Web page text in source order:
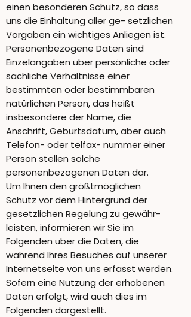
einen besonderen Schutz, so dass
uns die Einhaltung aller ge- setzlichen
Vorgaben ein wichtiges Anliegen ist.
Personenbezogene Daten sind
Einzelangaben über persönliche oder
sachliche Verhältnisse einer
bestimmten oder bestimmbaren
natürlichen Person, das heißt
insbesondere der Name, die
Anschrift, Geburtsdatum, aber auch
Telefon- oder telfax- nummer einer
Person stellen solche
personenbezogenen Daten dar.
Um Ihnen den größtmöglichen
Schutz vor dem Hintergrund der
gesetzlichen Regelung zu gewähr-
leisten, informieren wir Sie im
Folgenden über die Daten, die
während Ihres Besuches auf unserer
Internetseite von uns erfasst werden.
Sofern eine Nutzung der erhobenen
Daten erfolgt, wird auch dies im
Folgenden dargestellt.